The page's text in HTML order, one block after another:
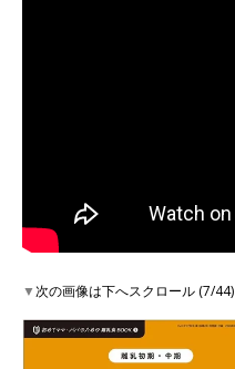
▼次の画像は下へスクロール (7/44)